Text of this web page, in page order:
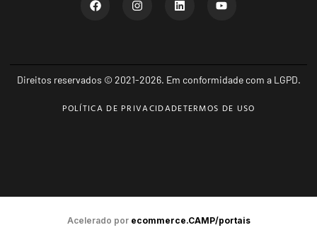
Direitos reservados © 2021-2026. Em conformidade com a LGPD.
POLÍTICA DE PRIVACIDADETERMOS DE USO
Acelerado por ecommerce.CAMP/portais